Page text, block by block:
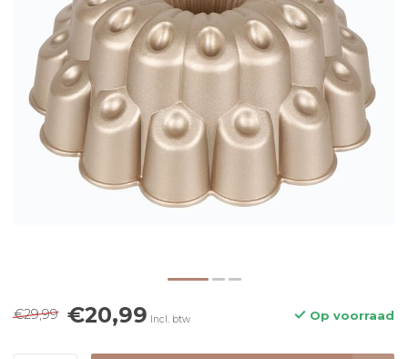
€29,99 €20,99 Incl. btw Op voorraad